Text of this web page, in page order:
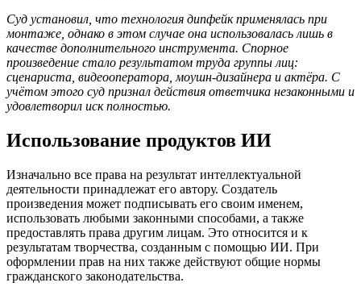
Суд установил, что технология дипфейк применялась при
монтаже, однако в этом случае она использовалась лишь в
качестве дополнительного инструмента. Спорное
произведение стало результатом труда группы лиц:
сценариста, видеооператора, моушн-дизайнера и актёра. С
учётом этого суд признал действия ответчика незаконными и
удовлетворил иск полностью.
Использование продуктов ИИ
Изначально все права на результат интеллектуальной
деятельности принадлежат его автору. Создатель
произведения может подписывать его своим именем,
использовать любыми законными способами, а также
предоставлять права другим лицам. Это относится и к
результатам творчества, созданным с помощью ИИ. При
оформлении прав на них также действуют общие нормы
гражданского законодательства.